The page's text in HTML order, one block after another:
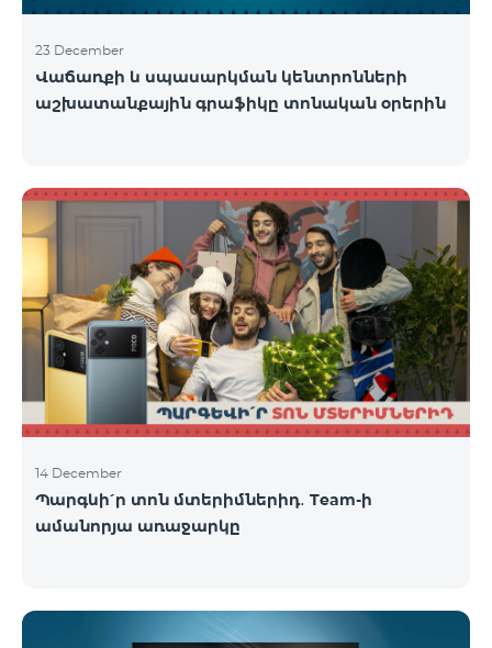
23 December
Վաճառքի և սպասարկման կենտրոնների
աշխատանքային գրաֆիկը տոնական օրերին
14 December
Պարգևի՛ր տոն մտերիմներիդ․ Team-ի
ամանորյա առաջարկը